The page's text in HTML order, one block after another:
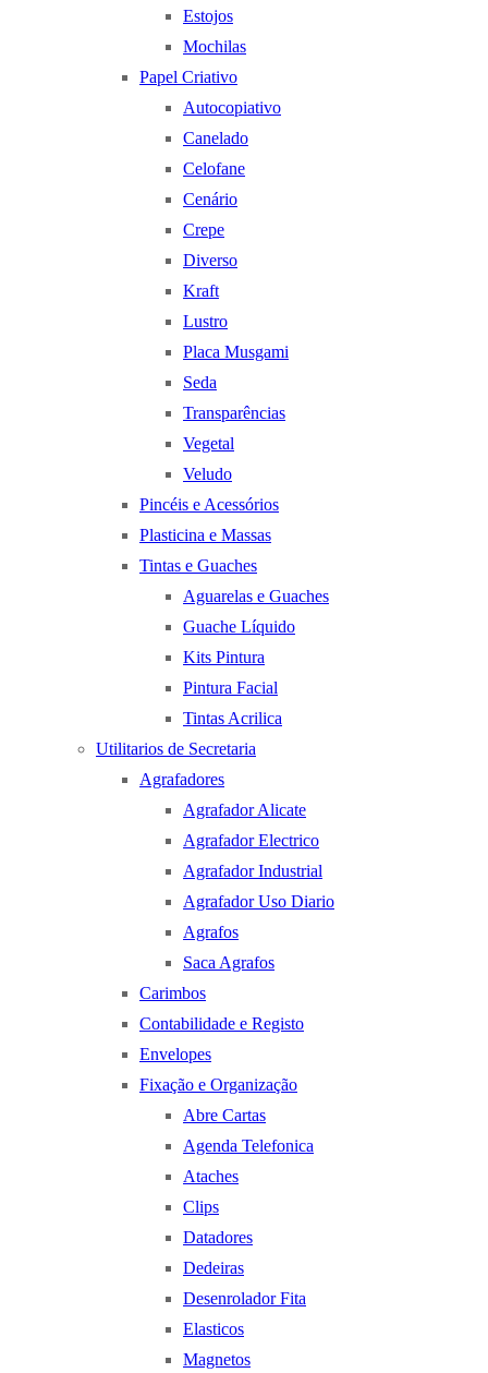
Estojos
Mochilas
Papel Criativo
Autocopiativo
Canelado
Celofane
Cenário
Crepe
Diverso
Kraft
Lustro
Placa Musgami
Seda
Transparências
Vegetal
Veludo
Pincéis e Acessórios
Plasticina e Massas
Tintas e Guaches
Aguarelas e Guaches
Guache Líquido
Kits Pintura
Pintura Facial
Tintas Acrilica
Utilitarios de Secretaria
Agrafadores
Agrafador Alicate
Agrafador Electrico
Agrafador Industrial
Agrafador Uso Diario
Agrafos
Saca Agrafos
Carimbos
Contabilidade e Registo
Envelopes
Fixação e Organização
Abre Cartas
Agenda Telefonica
Ataches
Clips
Datadores
Dedeiras
Desenrolador Fita
Elasticos
Magnetos